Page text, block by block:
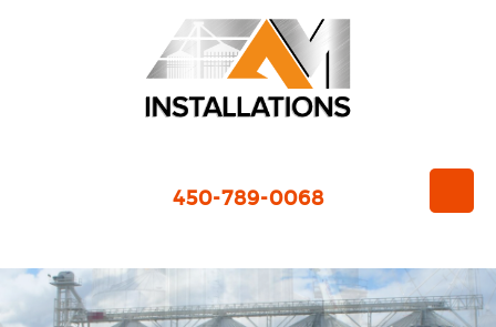
450-789-0068